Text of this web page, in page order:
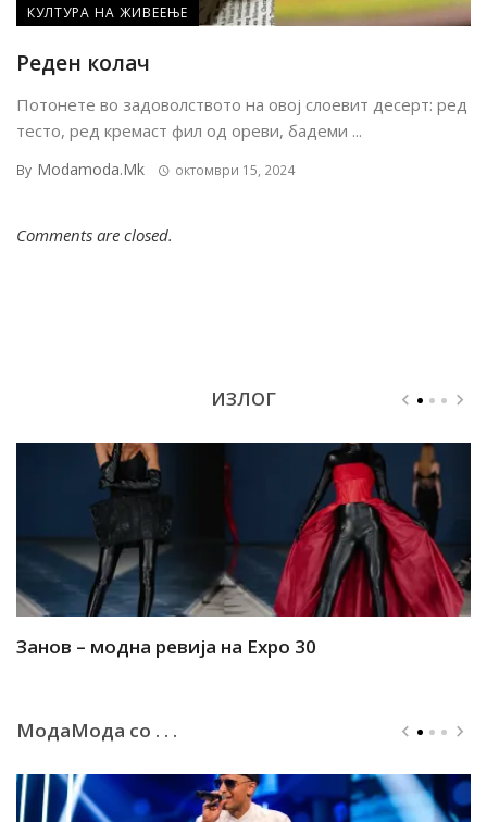
КУЛТУРА НА ЖИВЕЕЊЕ
Реден колач
Потонете во задоволството на овој слоевит десерт: ред
тесто, ред кремаст фил од ореви, бадеми ...
By Modamoda.mk октомври 15, 2024
Comments are closed.
ИЗЛОГ
Занов – модна ревија на Expo 30
МодаМода со . . .